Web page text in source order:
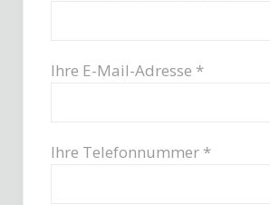
Ihre E-Mail-Adresse *
Ihre Telefonnummer *